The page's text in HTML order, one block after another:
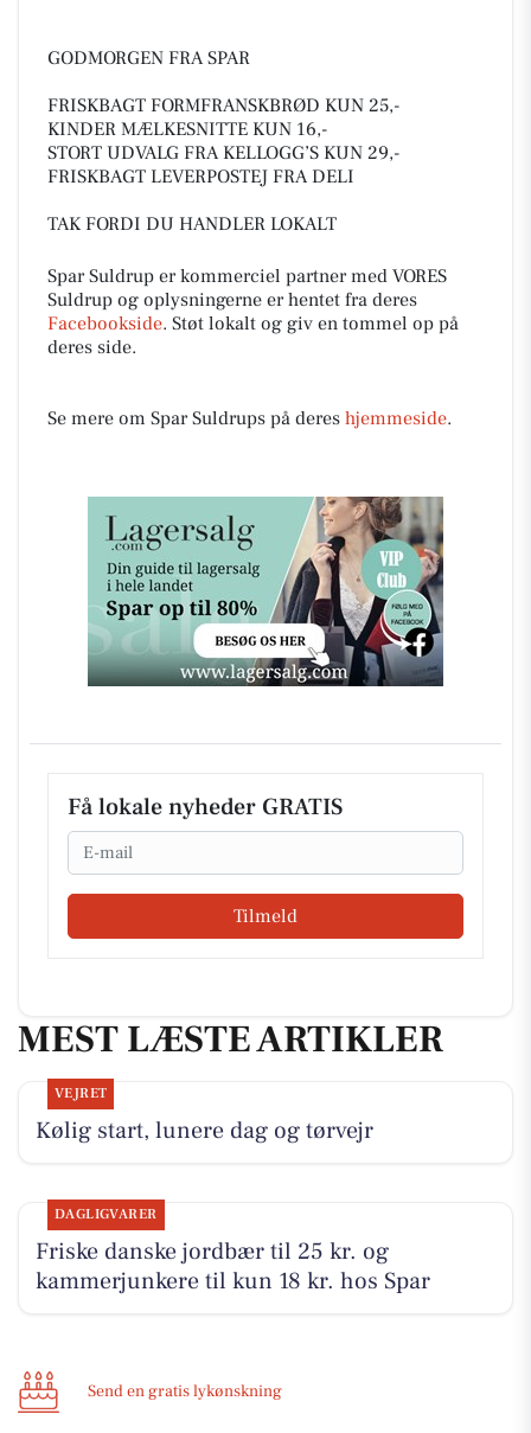
GODMORGEN FRA SPAR
FRISKBAGT FORMFRANSKBRØD KUN 25,-
KINDER MÆLKESNITTE KUN 16,-
STORT UDVALG FRA KELLOGG’S KUN 29,-
FRISKBAGT LEVERPOSTEJ FRA DELI
TAK FORDI DU HANDLER LOKALT
Spar Suldrup er kommerciel partner med VORES
Suldrup og oplysningerne er hentet fra deres
Facebookside. Støt lokalt og giv en tommel op på
deres side.
Se mere om Spar Suldrups på deres hjemmeside.
Få lokale nyheder GRATIS
Email
Tilmeld
MEST LÆSTE ARTIKLER
VEJRET
Kølig start, lunere dag og tørvejr
DAGLIGVARER
Friske danske jordbær til 25 kr. og
kammerjunkere til kun 18 kr. hos Spar
Send en gratis lykønskning